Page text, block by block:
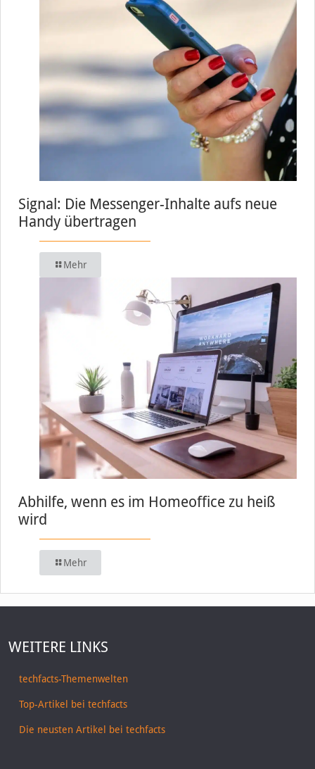
Signal: Die Messenger-Inhalte aufs neue
Handy übertragen
Mehr
Abhilfe, wenn es im Homeoffice zu heiß
wird
Mehr
WEITERE LINKS
techfacts-Themenwelten
Top-Artikel bei techfacts
Die neusten Artikel bei techfacts